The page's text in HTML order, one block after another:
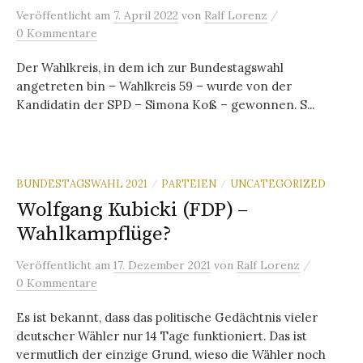
Veröffentlicht am 7. April 2022 von Ralf Lorenz /
0 Kommentare
Der Wahlkreis, in dem ich zur Bundestagswahl
angetreten bin – Wahlkreis 59 – wurde von der
Kandidatin der SPD – Simona Koß – gewonnen. S...
BUNDESTAGSWAHL 2021 / PARTEIEN / UNCATEGORIZED
Wolfgang Kubicki (FDP) –
Wahlkampflüge?
Veröffentlicht am 17. Dezember 2021 von Ralf Lorenz /
0 Kommentare
Es ist bekannt, dass das politische Gedächtnis vieler
deutscher Wähler nur 14 Tage funktioniert. Das ist
vermutlich der einzige Grund, wieso die Wähler noch